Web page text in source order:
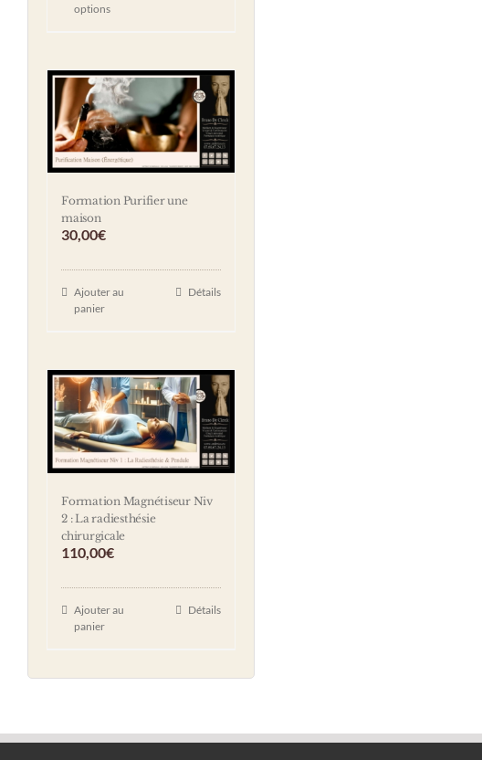
options
Formation Purifier une
maison
30,00€
Ajouter au
panier
Détails
Formation Magnétiseur Niv
2 : La radiesthésie
chirurgicale
110,00€
Ajouter au
panier
Détails